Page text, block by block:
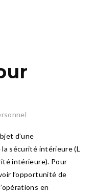
d’une
sécurité intérieure (L
intérieure). Pour
l’opportunité de
en